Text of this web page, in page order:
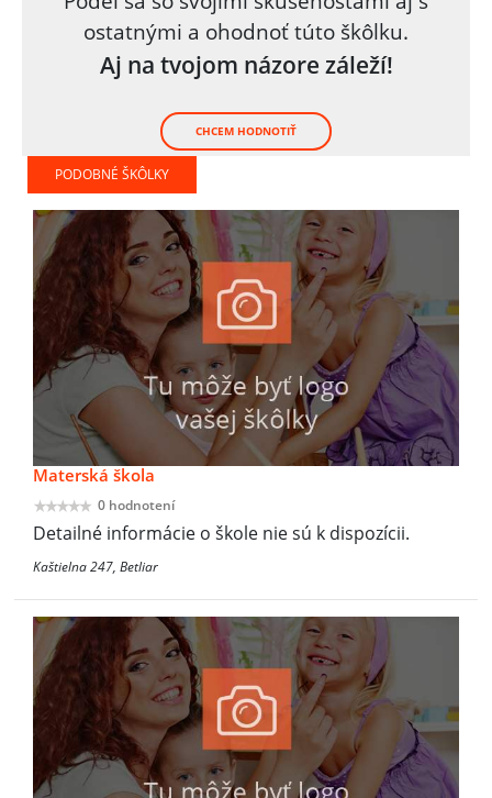
ostatnými a ohodnoť túto škôlku.
Aj na tvojom názore záleží!
CHCEM HODNOTIŤ
PODOBNÉ ŠKÔLKY
Materská škola
0 hodnotení
Detailné informácie o škole nie sú k dispozícii.
Kaštielna 247, Betliar